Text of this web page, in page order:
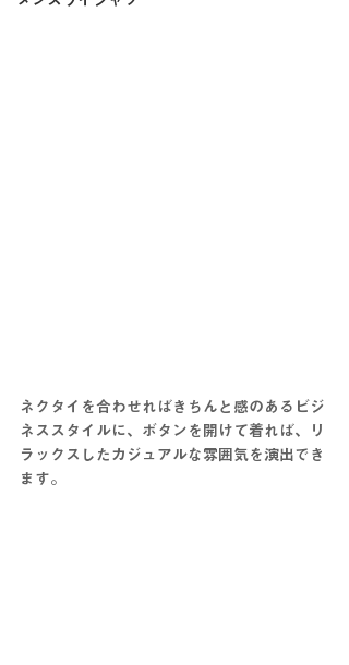
ネクタイを合わせればきちんと感のあるビジ
ネススタイルに、ボタンを開けて着れば、リ
ラックスしたカジュアルな雰囲気を演出でき
ます。